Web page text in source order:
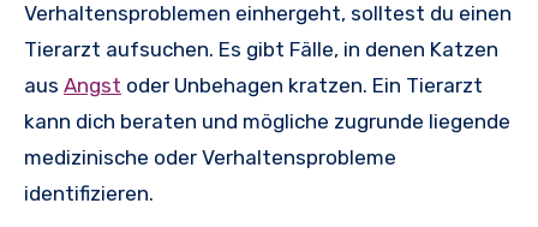
Verhaltensproblemen einhergeht, solltest du einen
Tierarzt aufsuchen. Es gibt Fälle, in denen Katzen
aus Angst oder Unbehagen kratzen. Ein Tierarzt
kann dich beraten und mögliche zugrunde liegende
medizinische oder Verhaltensprobleme
identifizieren.